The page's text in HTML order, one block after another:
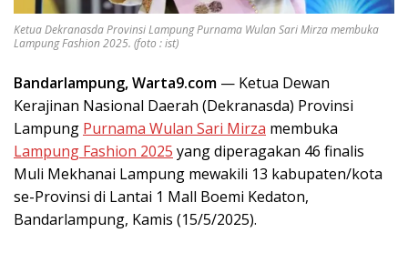
Ketua Dekranasda Provinsi Lampung Purnama Wulan Sari Mirza membuka
Lampung Fashion 2025. (foto : ist)
Bandarlampung, Warta9.com — Ketua Dewan
Kerajinan Nasional Daerah (Dekranasda) Provinsi
Lampung Purnama Wulan Sari Mirza membuka
Lampung Fashion 2025 yang diperagakan 46 finalis
Muli Mekhanai Lampung mewakili 13 kabupaten/kota
se-Provinsi di Lantai 1 Mall Boemi Kedaton,
Bandarlampung, Kamis (15/5/2025).